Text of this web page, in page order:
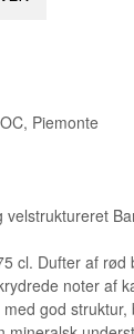
Piemonte
velstruktureret
cl. Dufter af
noter af
god